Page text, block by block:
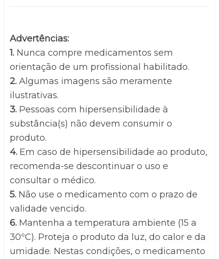
Advertências:
1. Nunca compre medicamentos sem
orientação de um profissional habilitado.
2. Algumas imagens são meramente
ilustrativas.
3. Pessoas com hipersensibilidade à
substância(s) não devem consumir o
produto.
4. Em caso de hipersensibilidade ao produto,
recomenda-se descontinuar o uso e
consultar o médico.
5. Não use o medicamento com o prazo de
validade vencido.
6. Mantenha a temperatura ambiente (15 a
30ºC). Proteja o produto da luz, do calor e da
umidade. Nestas condições, o medicamento